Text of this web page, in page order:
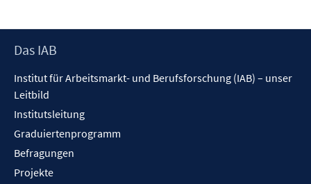
öffnen
Footer
Das IAB
Institut für Arbeitsmarkt- und Berufsforschung (IAB) – unser
Leitbild
Institutsleitung
Graduiertenprogramm
Befragungen
Projekte